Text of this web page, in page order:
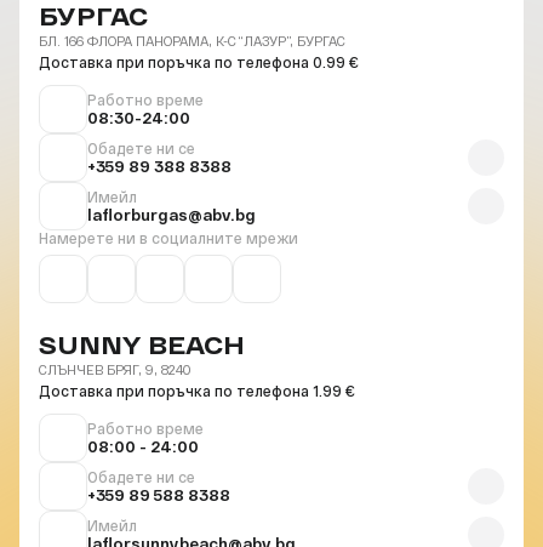
БУРГАС
БЛ. 166 ФЛОРА ПАНОРАМА, К-С “ЛАЗУР”, БУРГАС
Доставка при поръчка по телефона 0.99 €
Работно време
08:30-24:00
Обадете ни се
+359 89 388 8388
Имейл
laflorburgas@abv.bg
Намерете ни в социалните мрежи
SUNNY BEACH
СЛЪНЧЕВ БРЯГ, 9, 8240
Доставка при поръчка по телефона 1.99 €
Работно време
08:00 - 24:00
Обадете ни се
+359 89 588 8388
Имейл